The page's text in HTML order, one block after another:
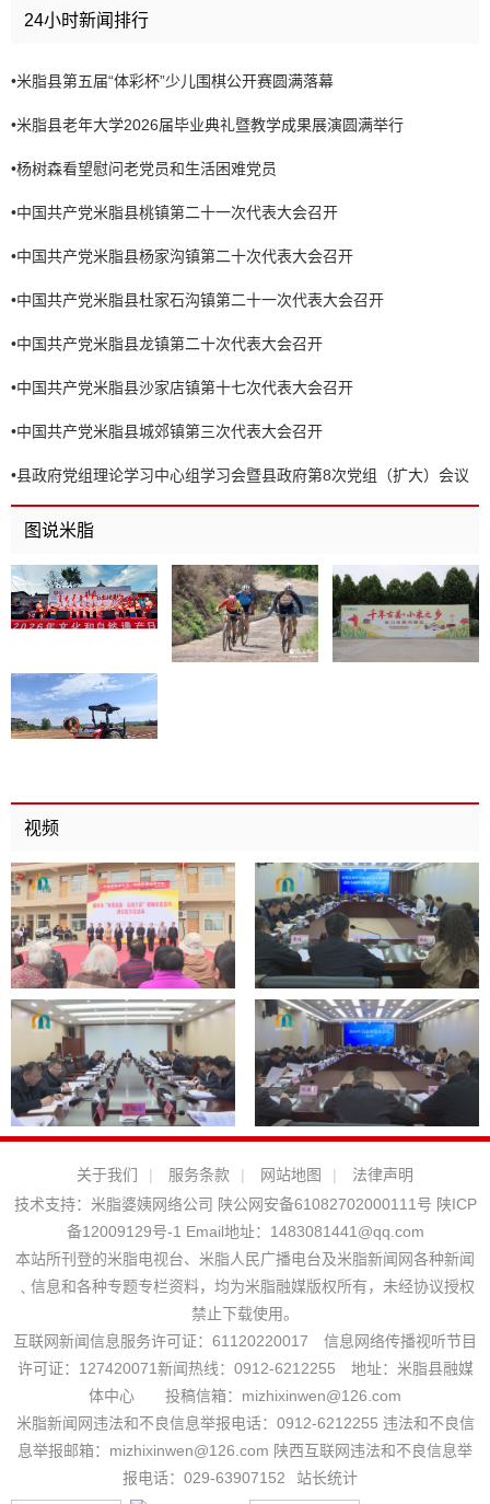
24小时新闻排行
•米脂县第五届“体彩杯”少儿围棋公开赛圆满落幕
•米脂县老年大学2026届毕业典礼暨教学成果展演圆满举行
•杨树森看望慰问老党员和生活困难党员
•中国共产党米脂县桃镇第二十一次代表大会召开
•中国共产党米脂县杨家沟镇第二十次代表大会召开
•中国共产党米脂县杜家石沟镇第二十一次代表大会召开
•中国共产党米脂县龙镇第二十次代表大会召开
•中国共产党米脂县沙家店镇第十七次代表大会召开
•中国共产党米脂县城郊镇第三次代表大会召开
•县政府党组理论学习中心组学习会暨县政府第8次党组（扩大）会议
召开
图说米脂
视频
关于我们 | 服务条款 | 网站地图 |
法律声明
技术支持： 米脂婆姨网络公司 陕公网安备61082702000111号 陕ICP
备12009129号-1 Email地址： 1483081441@qq.com
本站所刊登的米脂电视台、米脂人民广播电台及米脂新闻网各种新闻
﹑信息和各种专题专栏资料，均为米脂融媒版权所有，未经协议授权
禁止下载使用。
互联网新闻信息服务许可证：61120220017 信息网络传播视听节目
许可证：127420071新闻热线：0912-6212255 地址：米脂县融媒
体中心 投稿信箱：mizhixinwen@126.com
米脂新闻网违法和不良信息举报电话：0912-6212255 违法和不良信
息举报邮箱：mizhixinwen@126.com 陕西互联网违法和不良信息举
报电话：029-63907152
站长统计